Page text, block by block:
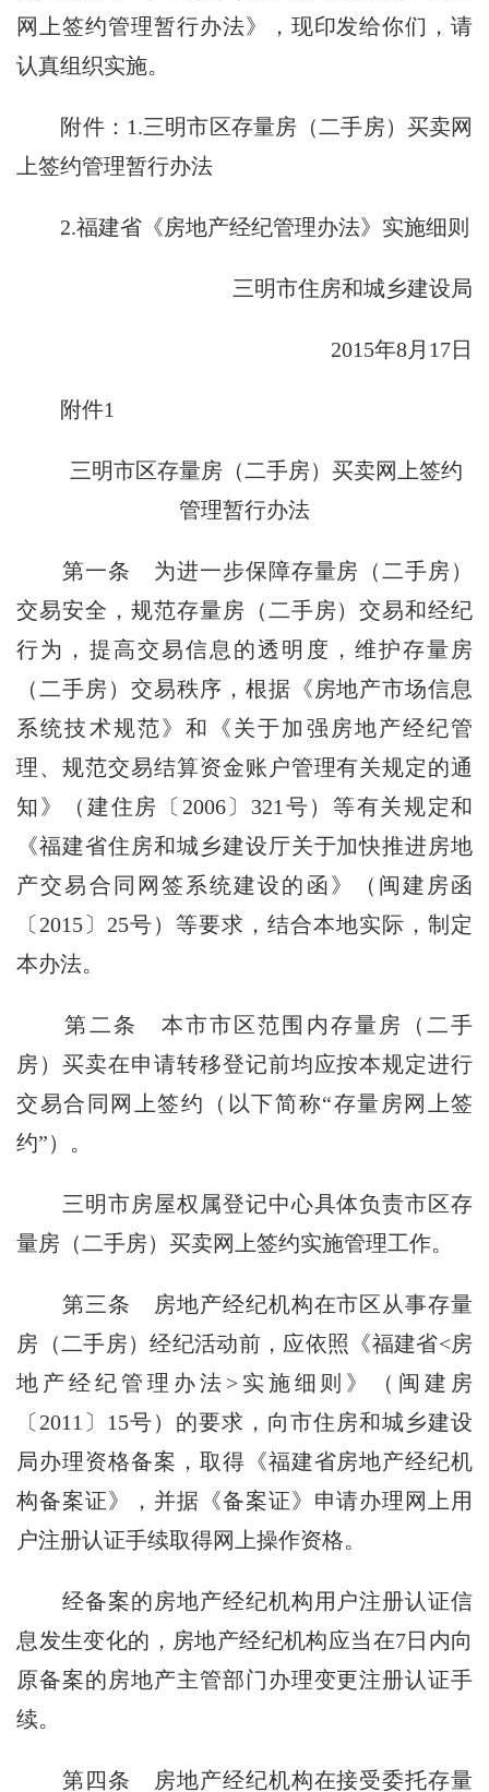
网上签约管理暂行办法》，现印发给你们，请
认真组织实施。
附件：1.三明市区存量房（二手房）买卖网
上签约管理暂行办法
2.福建省《房地产经纪管理办法》实施细则
三明市住房和城乡建设局
2015年8月17日
附件1
三明市区存量房（二手房）买卖网上签约
管理暂行办法
第一条 为进一步保障存量房（二手房）
交易安全，规范存量房（二手房）交易和经纪
行为，提高交易信息的透明度，维护存量房
（二手房）交易秩序，根据《房地产市场信息
系统技术规范》和《关于加强房地产经纪管
理、规范交易结算资金账户管理有关规定的通
知》（建住房〔2006〕321号）等有关规定和
《福建省住房和城乡建设厅关于加快推进房地
产交易合同网签系统建设的函》（闽建房函
〔2015〕25号）等要求，结合本地实际，制定
本办法。
第二条 本市市区范围内存量房（二手
房）买卖在申请转移登记前均应按本规定进行
交易合同网上签约（以下简称“存量房网上签
约”）。
三明市房屋权属登记中心具体负责市区存
量房（二手房）买卖网上签约实施管理工作。
第三条
房地产经纪机构在市区从事存量
房（二手房）经纪活动前，应依照《福建省<房
地产经纪管理办法>实施细则》（闽建房
〔2011〕15号）的要求，向市住房和城乡建设
局办理资格备案，取得《福建省房地产经纪机
构备案证》，并据《备案证》申请办理网上用
户注册认证手续取得网上操作资格。
经备案的房地产经纪机构用户注册认证信
息发生变化的，房地产经纪机构应当在7日内向
原备案的房地产主管部门办理变更注册认证手
续。
第四条 房地产经纪机构在接受委托存量